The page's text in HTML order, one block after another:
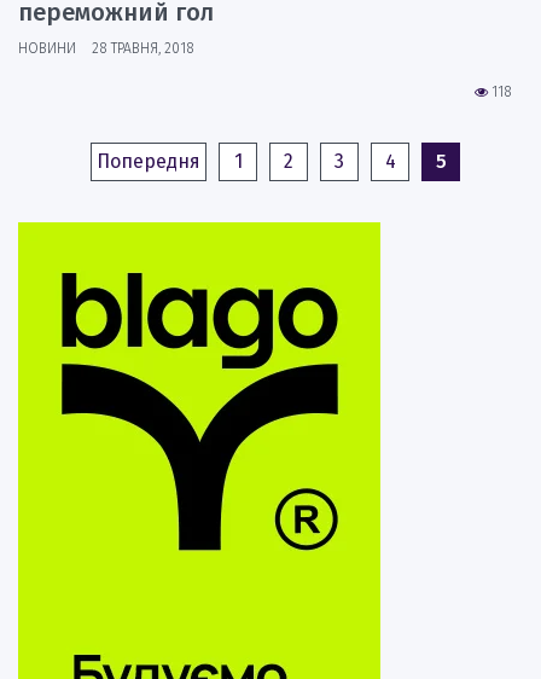
переможний гол
НОВИНИ 28 ТРАВНЯ, 2018
118
Попередня 1 2 3 4 5